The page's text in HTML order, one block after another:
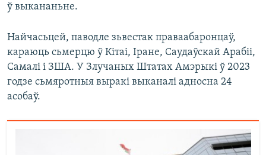
ў выкананьне.
Найчасьцей, паводле зьвестак праваабаронцаў,
караюць сьмерцю ў Кітаі, Іране, Саудаўскай Арабіі,
Самалі і ЗША. У Злучаных Штатах Амэрыкі ў 2023
годзе сьмяротныя выракі выканалі адносна 24
асобаў.